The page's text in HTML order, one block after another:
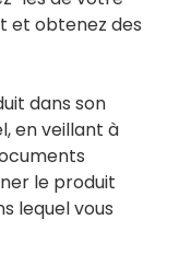
et obtenez des
dans son
en veillant à
le produit
lequel vous